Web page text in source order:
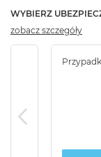
WYBIERZ
zobacz szczegóły